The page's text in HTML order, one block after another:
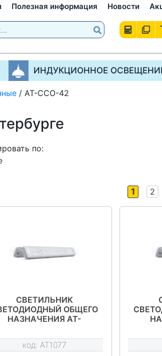
Полезная информация Новости
ИНДУКЦИОННОЕ
/ АТ-ССО-42
по:
1 2
СВЕТИЛЬНИК
ОБЩЕГО
НАЗНАЧЕНИЯ АТ-
42/35 СЕРИЯ АТ-
ССО-42
код: AT1077
ССО-